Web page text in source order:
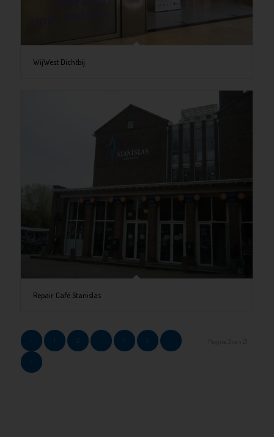
WijWest Dichtbij
Repair Café Stanislas
1 4 5